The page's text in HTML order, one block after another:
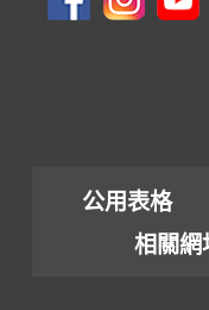
公用表格
相關網